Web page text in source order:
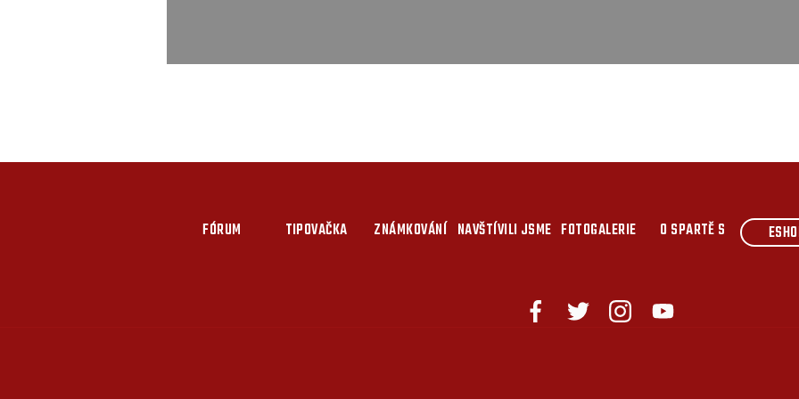
FÓRUM TIPOVAČKA ZNÁMKOVÁNÍ NAVŠTÍVILI JSME FOTOGALERIE O SPARTĚ S